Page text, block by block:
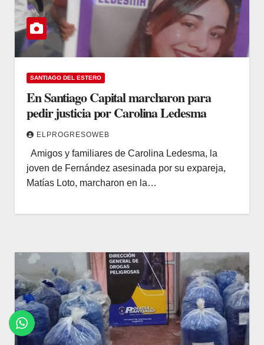
SANTIAGO DEL ESTERO
En Santiago Capital marcharon para
pedir justicia por Carolina Ledesma
ELPROGRESOWEB
Amigos y familiares de Carolina Ledesma, la
joven de Fernández asesinada por su expareja,
Matías Loto, marcharon en la…